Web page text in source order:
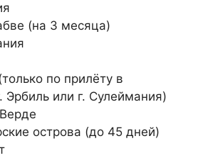
(на 3 месяца)
по прилёту в
Эрбиль или г. Сулеймания)
острова (до 45 дней)